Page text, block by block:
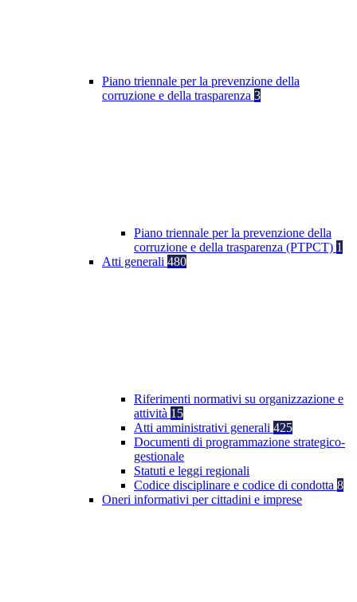
Piano triennale per la prevenzione della
corruzione e della trasparenza 3
Piano triennale per la prevenzione della
corruzione e della trasparenza (PTPCT) 1
Atti generali 480
Riferimenti normativi su organizzazione e
attività 15
Atti amministrativi generali 425
Documenti di programmazione strategico-
gestionale
Statuti e leggi regionali
Codice disciplinare e codice di condotta 8
Oneri informativi per cittadini e imprese